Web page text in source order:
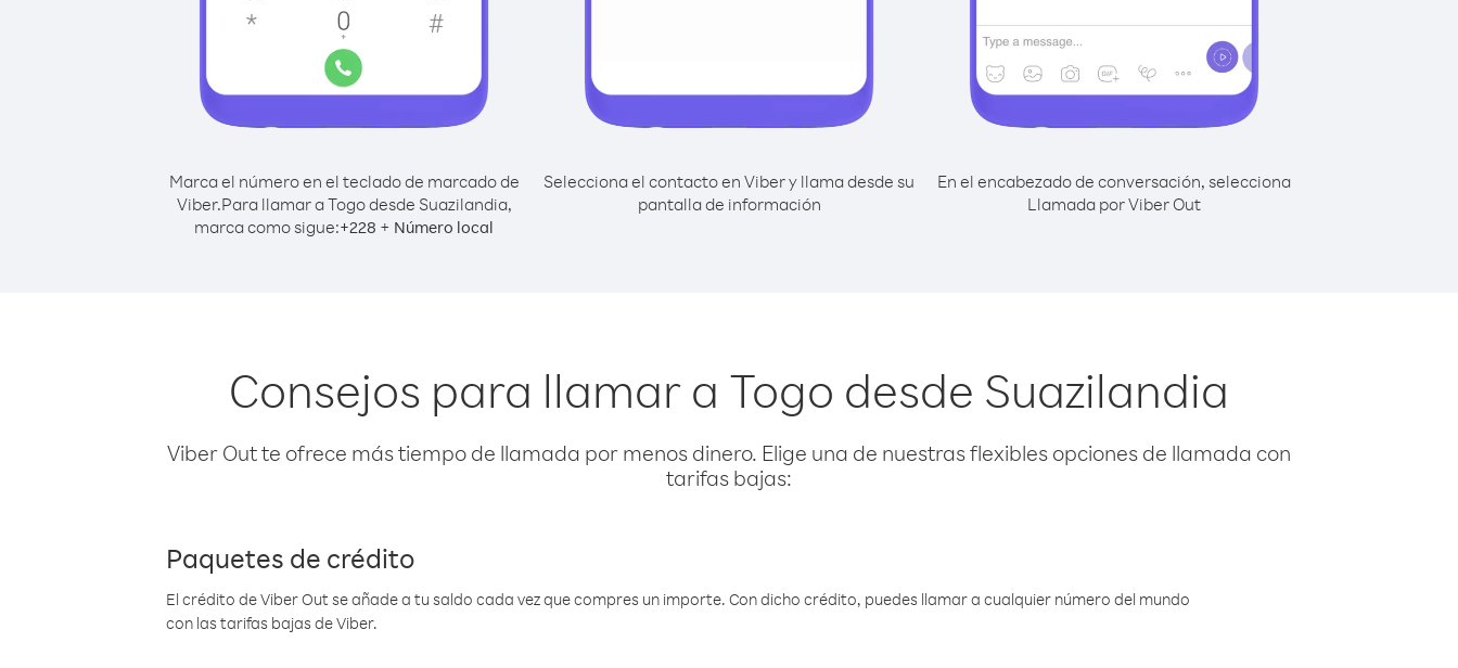
Marca el número en el teclado de marcado de
Viber.Para llamar a Togo desde Suazilandia,
marca como sigue:+228 + Número local
Selecciona el contacto en Viber y llama desde su
pantalla de información
En el encabezado de conversación, selecciona
Llamada por Viber Out
Consejos para llamar a Togo desde Suazilandia
Viber Out te ofrece más tiempo de llamada por menos dinero. Elige una de nuestras flexibles opciones de llamada con
tarifas bajas:
Paquetes de crédito
El crédito de Viber Out se añade a tu saldo cada vez que compres un importe. Con dicho crédito, puedes llamar a cualquier número del mundo
con las tarifas bajas de Viber.